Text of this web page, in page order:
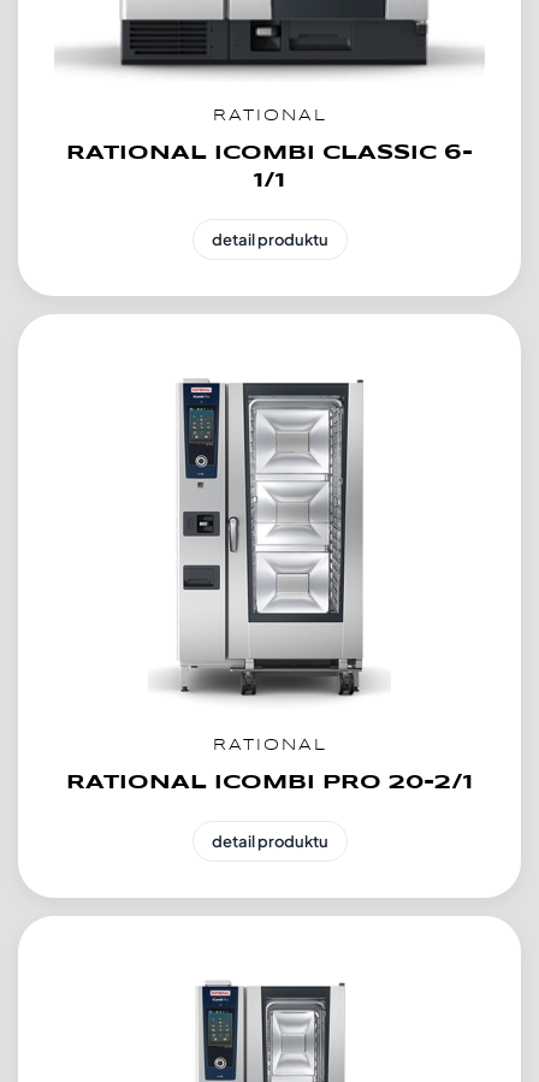
RATIONAL
RATIONAL ICOMBI CLASSIC 6-
1/1
detail produktu
RATIONAL
RATIONAL ICOMBI PRO 20-2/1
detail produktu